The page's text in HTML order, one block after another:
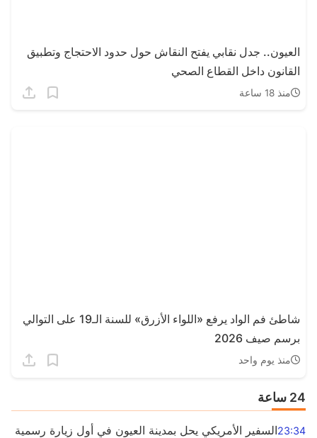
العيون.. جدل نقابي يفتح النقاش حول حدود الاحتجاج وتطبيق
القانون داخل القطاع الصحي
منذ 18 ساعة
شاطئ فم الواد يرفع «اللواء الأزرق» للسنة الـ19 على التوالي
برسم صيف 2026
منذ يوم واحد
24 ساعة
23:34السفير الأمريكي يحل بمدينة العيون في أول زيارة رسمية